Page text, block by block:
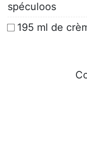
spéculoos
195 ml de